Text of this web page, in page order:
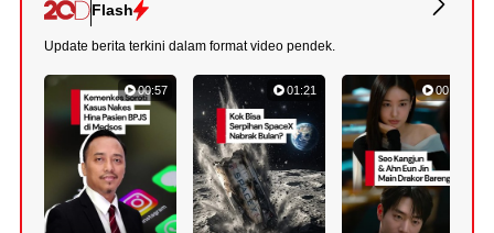
Flash
Update berita terkini dalam format video pendek.
00:57 01:21 00:45